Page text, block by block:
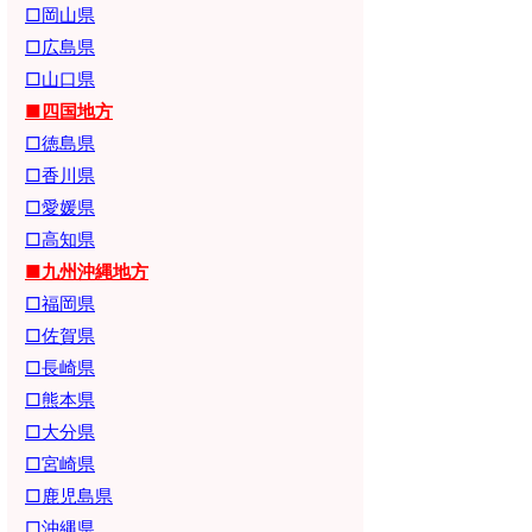
□岡山県
□広島県
□山口県
■四国地方
□徳島県
□香川県
□愛媛県
□高知県
■九州沖縄地方
□福岡県
□佐賀県
□長崎県
□熊本県
□大分県
□宮崎県
□鹿児島県